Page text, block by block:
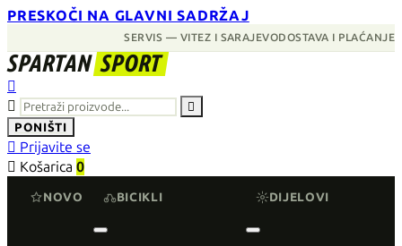
PRESKOČI NA GLAVNI SADRŽAJ
SERVIS — VITEZ I SARAJEVODOSTAVA I PLAĆANJE
SPARTAN SPORT



PONIŠTI
 Prijavite se
 Košarica 0
NOVO BICIKLI DIJELOVI